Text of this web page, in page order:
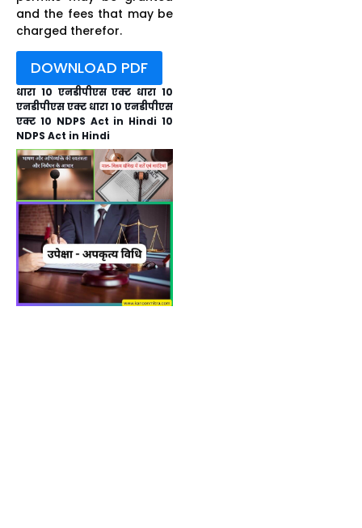
and the fees that may be
charged therefor.
DOWNLOAD PDF
धारा 10 एनडीपीएस एक्ट धारा 10
एनडीपीएस एक्ट धारा 10 एनडीपीएस
एक्ट 10 NDPS Act in Hindi 10
NDPS Act in Hindi